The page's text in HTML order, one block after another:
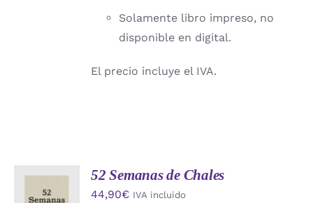
Solamente libro impreso, no
disponible en digital.
El precio incluye el IVA.
AL
52 Semanas de Chales
44,90€ IVA incluido